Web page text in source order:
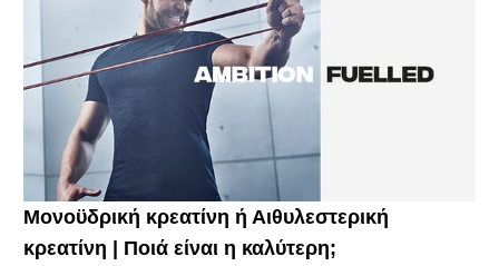
Μονοϋδρική κρεατίνη ή Αιθυλεστερική
κρεατίνη | Ποιά είναι η καλύτερη;